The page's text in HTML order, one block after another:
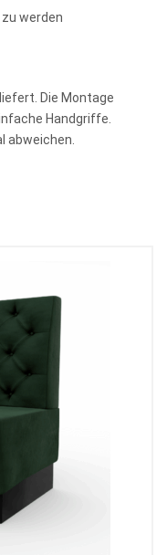
werden
Die Montage
Handgriffe.
abweichen.